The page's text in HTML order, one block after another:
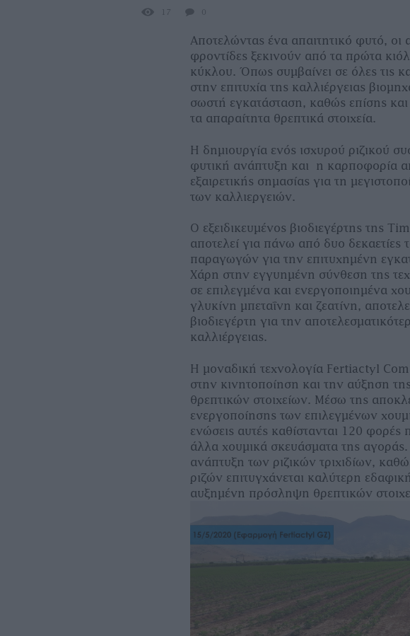
17 0
Αποτελώντας ένα απαιτητικό φυτό, οι
φροντίδες ξεκινούν από τα πρώτα
κύκλου. Όπως συμβαίνει σε όλες τις
στην επιτυχία της καλλιέργειας
σωστή εγκατάσταση, καθώς επίσης
τα απαραίτητα θρεπτικά στοιχεία.
Η δημιουργία ενός ισχυρού ριζικού
φυτική ανάπτυξη και η καρποφορία
εξαιρετικής σημασίας για τη
των καλλιεργειών.
Ο εξειδικευμένος βιοδιεγέρτης της
αποτελεί για πάνω από δυο δεκαετίες
παραγωγών για την επιτυχημένη
Χάρη στην εγγυημένη σύνθεση της
σε επιλεγμένα και ενεργοποιημένα
γλυκίνη μπεταΐνη και ζεατίνη,
βιοδιεγέρτη για την
καλλιέργειας.
Η μοναδική τεχνολογία Fertiactyl
στην κινητοποίηση και την αύξηση
θρεπτικών στοιχείων. Μέσω της
ενεργοποίησης των επιλεγμένων
ενώσεις αυτές καθίστανται 120 φορές
άλλα χουμικά σκευάσματα της
ανάπτυξη των ριζικών τριχιδίων,
ριζών επιτυγχάνεται καλύτερη
αυξημένη πρόσληψη θρεπτικών